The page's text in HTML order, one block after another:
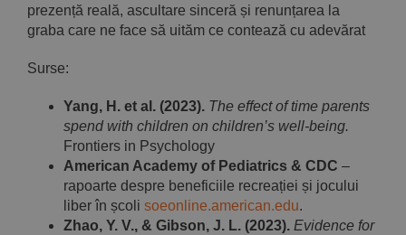
prezență reală, ascultare sinceră și renunțarea la
graba care ne face să uităm ce contează cu adevărat
Surse:
Yang, H. et al. (2023). The effect of time parents
spend with children on children’s well-being.
Frontiers in Psychology
American Academy of Pediatrics & CDC –
rapoarte despre beneficiile recreației și jocului
liber în școli soeonline.american.edu.
Zhao, Y. V., & Gibson, J. L. (2023). Evidence for